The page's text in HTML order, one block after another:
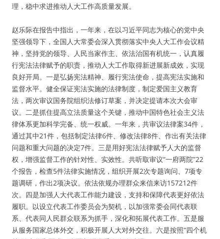
理，稳中求进推动人大工作高质量发展。
赵乐际在报告中指出，一年来，在以习近平同志为核心的党中央
坚强领导下，全国人大常委会深入贯彻落实中央人大工作会议精
神，坚持党的领导、人民当家作主、依法治国有机统一，认真履
行宪法法律赋予的职责，推动人大工作取得新进展新成效，实现
良好开局。一是弘扬宪法精神、履行宪法使命，提高宪法实施和
监督水平。健全保证宪法实施的法律制度，制定爱国主义教育
法，两次审议国务院组织法修订草案，并决定提请本次大会审
议。二是抓住提高立法质量这个关键，推动中国特色社会主义法
律体系更加科学完备、统一权威。一年来，共审议法律案34件，
通过其中21件，包括制定法律6件、修改法律8件、作出有关法律
问题和重大问题的决定7件。三是用好宪法法律赋予人大的监督
权，增强监督工作的针对性、实效性。共听取审议“一府两院”22
个报告，检查5件法律实施情况，组织开展2次专题询问、7项专
题调研，作出2项决议。依法依规办理群众来信来访157212件
次。四是加强人大代表工作能力建设，支持和保障代表更好依法
履职。以设立代表工作委员会为契机，以加强常委会同代表联
系、代表同人民群众联系为抓手，深化和拓展代表工作。五是服
从服务国家总体外交，积极开展人大对外交往。六是按照“四个机